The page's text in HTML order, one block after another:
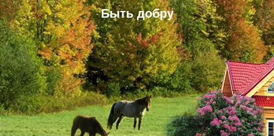
Быть добру